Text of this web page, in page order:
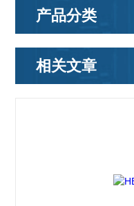
产品分类
相关文章